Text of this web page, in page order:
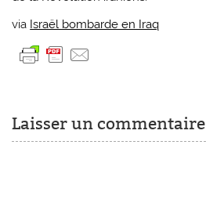
via Israël bombarde en Iraq
Laisser un commentaire